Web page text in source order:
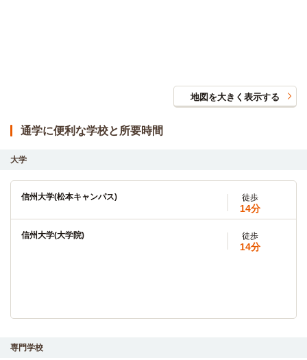
地図を大きく表示する
通学に便利な学校と所要時間
大学
信州大学(松本キャンパス) 徒歩
14分
信州大学(大学院) 徒歩
14分
専門学校